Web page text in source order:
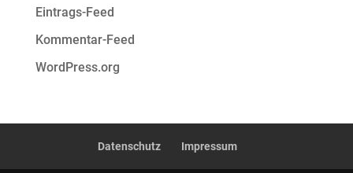
Eintrags-Feed
Kommentar-Feed
WordPress.org
Datenschutz Impressum